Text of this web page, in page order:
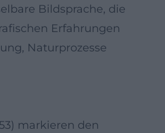
Bildsprache, die
Erfahrungen
Naturprozesse
markieren den